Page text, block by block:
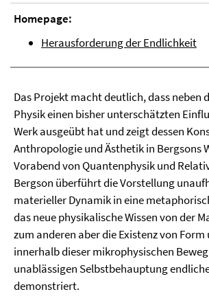
Homepage:
Herausforderung der Endlichkeit
Das Projekt macht deutlich, dass neben
Physik einen bisher unterschätzten
Werk ausgeübt hat und zeigt dessen
Anthropologie und Ästhetik in Bergsons
Vorabend von Quantenphysik und
Bergson überführt die Vorstellung
materieller Dynamik in eine
das neue physikalische Wissen von der
zum anderen aber die Existenz von
innerhalb dieser mikrophysischen
unablässigen Selbstbehauptung
demonstriert.